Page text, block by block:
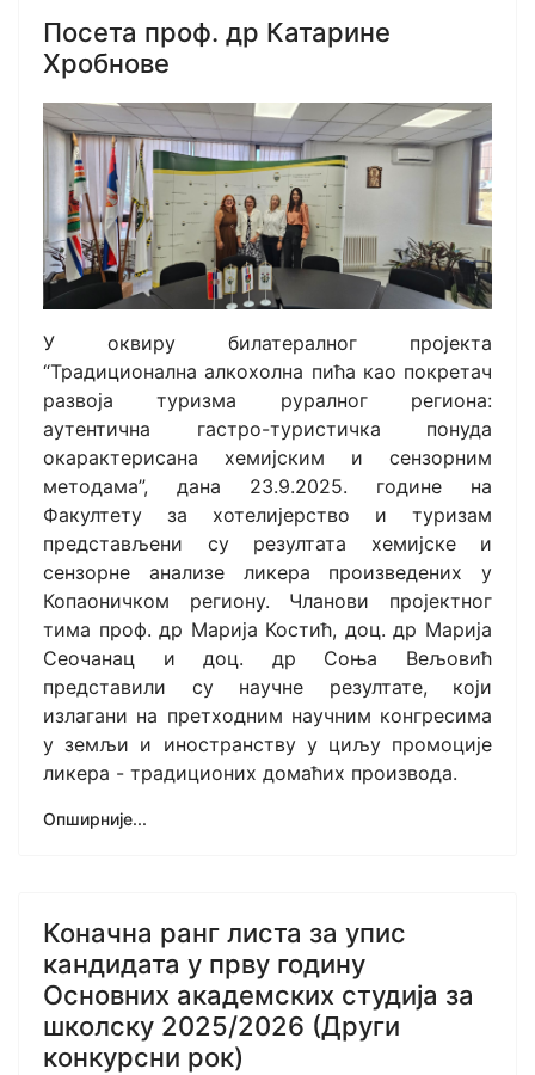
Посета проф. др Катарине
Хробнове
У оквиру билатералног пројекта
“Традиционална алкохолна пића као покретач
развоја туризма руралног региона:
аутентична гастро-туристичка понуда
окарактерисана хемијским и сензорним
методама”, дана 23.9.2025. године на
Факултету за хотелијeрство и туризам
представљени су резултата хемијске и
сензорне анализе ликера произведених у
Копаоничком региону. Чланови пројектног
тима проф. др Марија Костић, доц. др Марија
Сеочанац и доц. др Соња Вељовић
представили су научне резултате, који
излагани на претходним научним конгресима
у земљи и иностранству у циљу промоције
ликера - традиционих домаћих производа.
Опширније...
Коначна ранг листа за упис
кандидата у прву годину
Основних академских студија за
школску 2025/2026 (Други
конкурсни рок)